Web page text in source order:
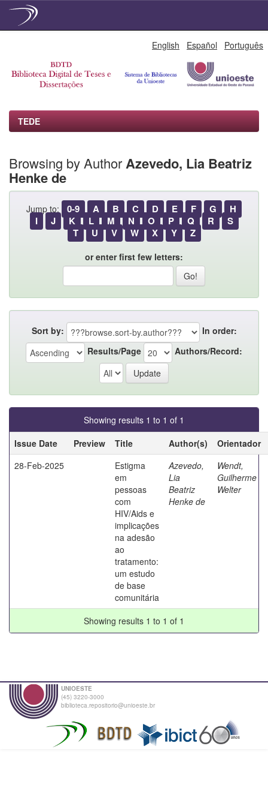
English Español Português
TEDE
Browsing by AuthorAzevedo, Lia Beatriz
Henke de
Jump to: 0-9 A B C D E F G
H
I
J K L M N O P Q R
S
T
U V W X Y Z
or enter first few letters:
Sort by:
In order:
Results/Page
Authors/Record:
Showing results 1 to 1 of 1
Issue Date
Preview Title Author(s)
Orientador
28-Feb-2025
Estigma
em
pessoas
com
HIV/Aids e
implicações
na adesão
ao
tratamento:
um estudo
de base
comunitária
Azevedo,
Lia
Beatriz
Henke de
Wendt,
Guilherme
Welter
Showing results 1 to 1 of 1
UNIOESTE
(45) 3220-3000
biblioteca.repositorio@unioeste.br